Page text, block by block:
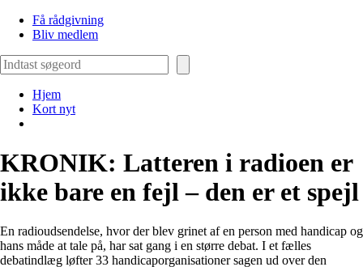
Få rådgivning
Bliv medlem
Søg
Hjem
Kort nyt
KRONIK: Latteren i radioen er
ikke bare en fejl – den er et spejl
En radioudsendelse, hvor der blev grinet af en person med handicap og
hans måde at tale på, har sat gang i en større debat. I et fælles
debatindlæg løfter 33 handicaporganisationer sagen ud over den